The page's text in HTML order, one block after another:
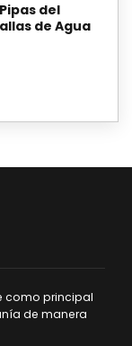
del
de Agua
como principal
de manera